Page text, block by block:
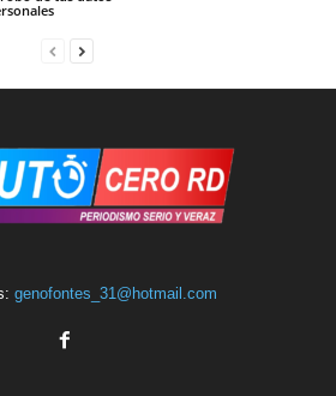
genofontes_31@hotmail.com